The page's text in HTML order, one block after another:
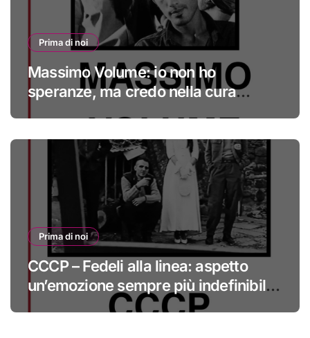
Prima di noi
Massimo Volume: io non ho
speranze, ma credo nella cura
Prima di noi
CCCP – Fedeli alla linea: aspetto
un’emozione sempre più indefinibile
#primadinoi